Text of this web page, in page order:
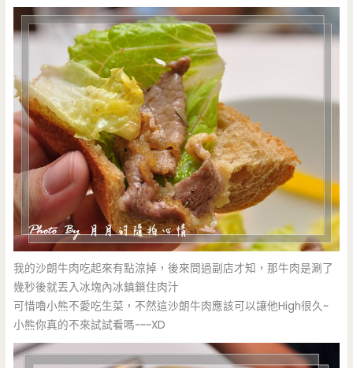
我的沙朗牛肉吃起來有點涼掉，後來問過副店才知，那牛肉是涮了
幾秒後就丟入冰塊內冰鎮鎖住肉汁
可惜嚕小熊不愛吃生菜，不然這沙朗牛肉應該可以讓他High很久~
小熊你真的不來試試看嗎~~~XD